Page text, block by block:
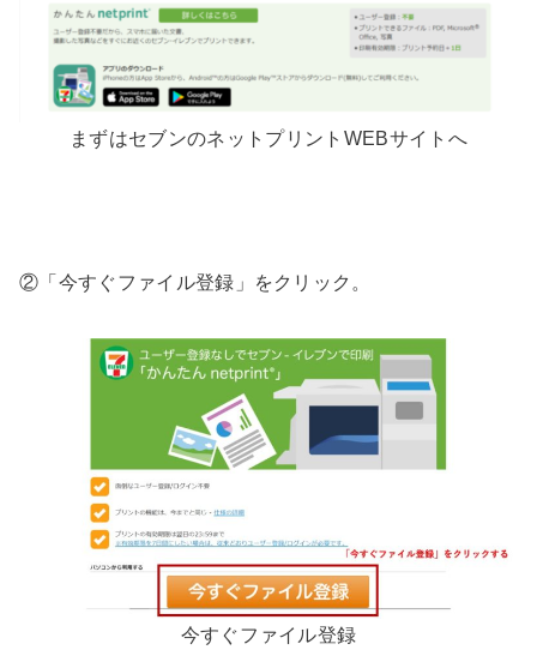
まずはセブンのネットプリントWEBサイトへ
②「今すぐファイル登録」をクリック。
今すぐファイル登録